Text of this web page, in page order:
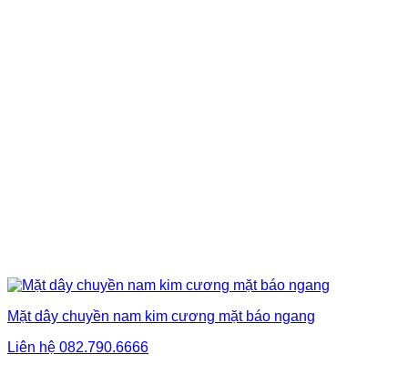
Mặt dây chuyền nam kim cương mặt báo ngang
Liên hệ 082.790.6666